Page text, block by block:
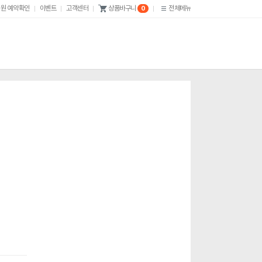
예약확인 이벤트 고객센터 상품바구니 0 전체메뉴